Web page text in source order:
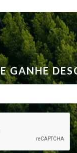
GANHE